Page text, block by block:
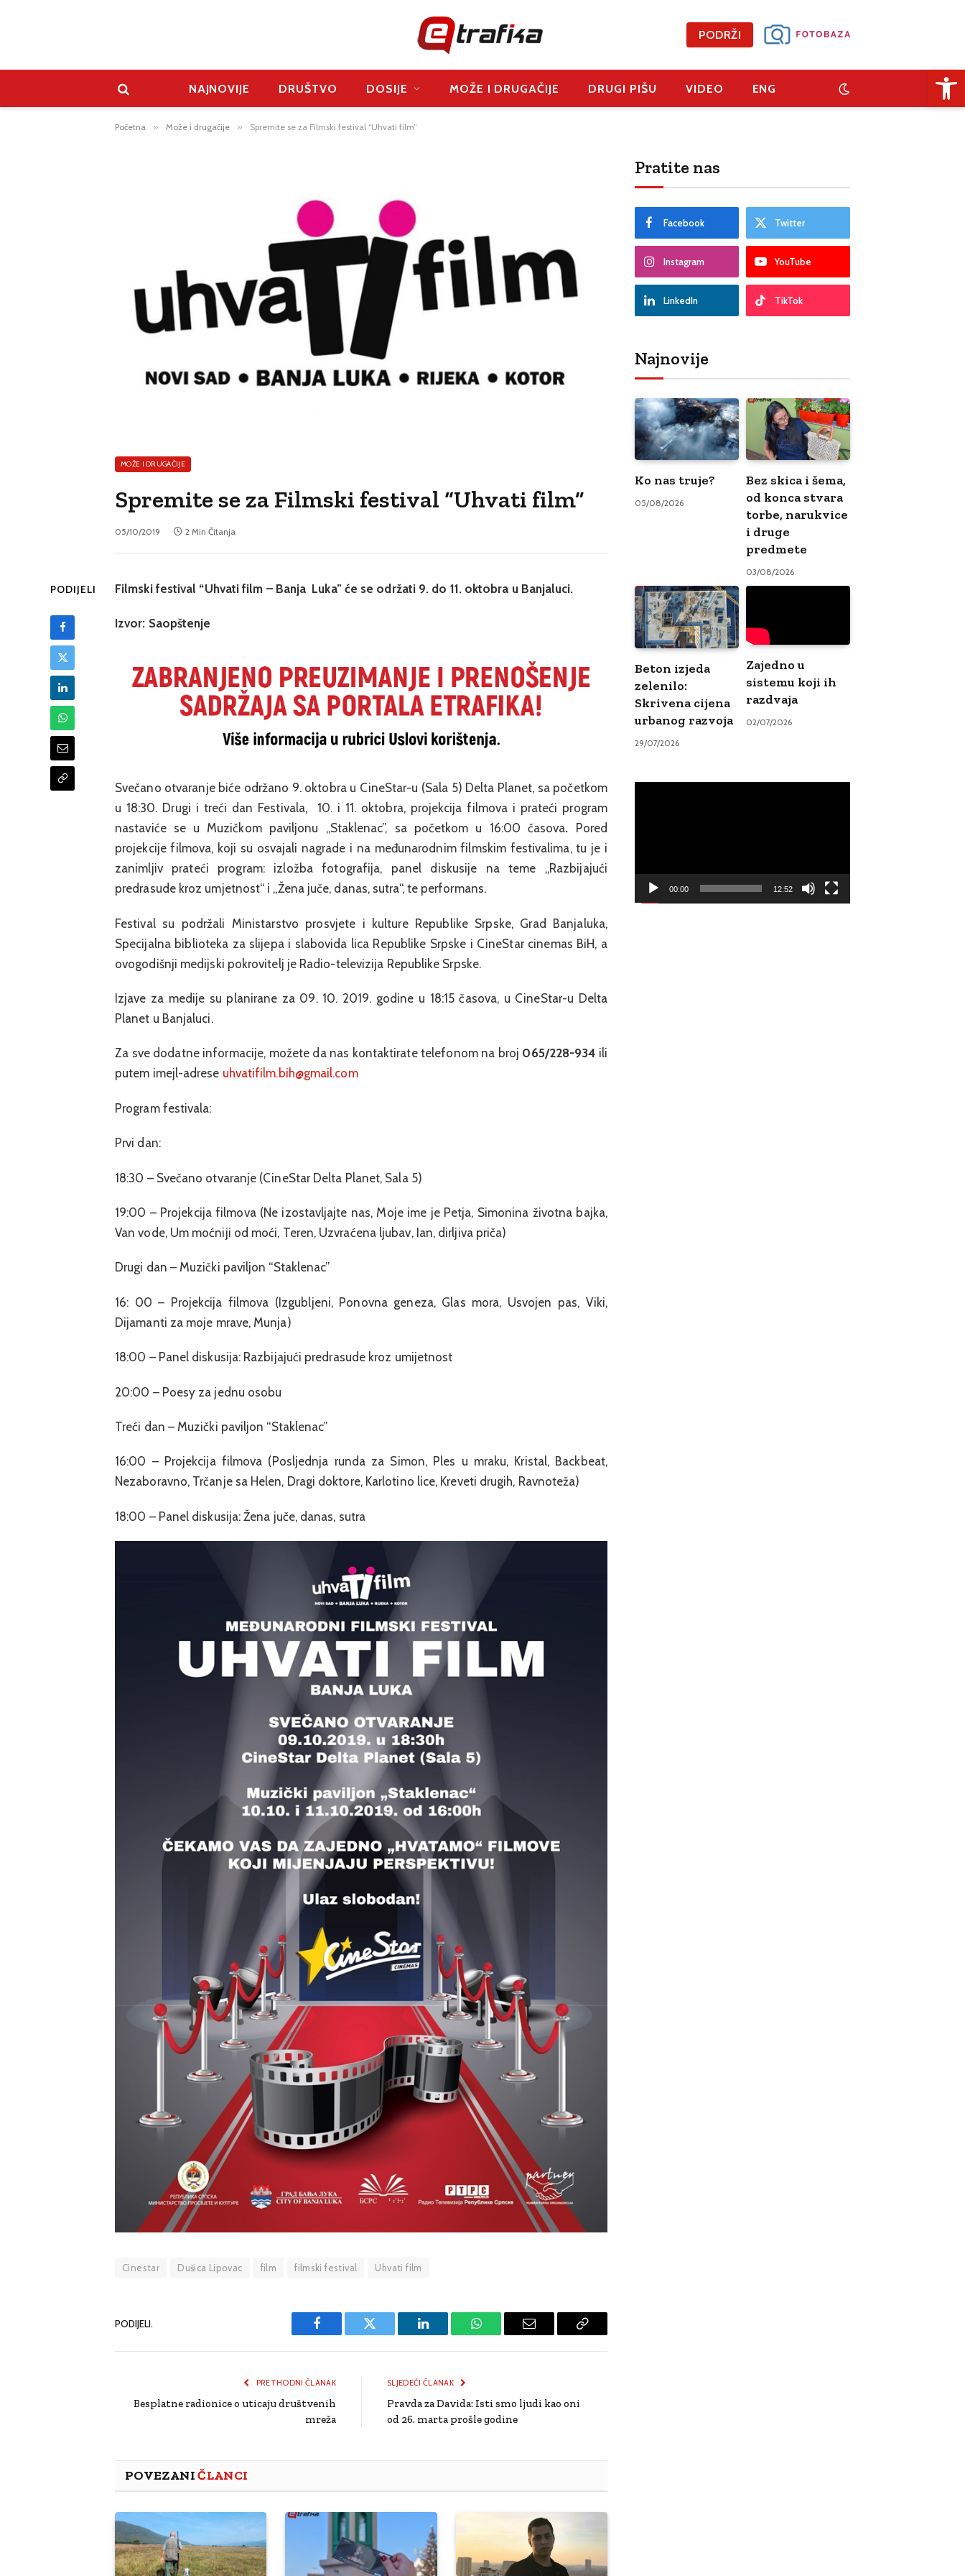
PODRŽI
NAJNOVIJE DRUŠTVO DOSIJE MOŽE I DRUGAČIJE DRUGI PIŠU VIDEO ENG
Početna » Može i drugačije » Spremite se za Filmski festival “Uhvati film”
MOŽE I DRUGAČIJE
Spremite se za Filmski festival “Uhvati film”
05/10/2019 2 Min Čitanja
PODIJELI Filmski festival “Uhvati film – Banja Luka” će se održati 9. do 11. oktobra u Banjaluci.
Izvor: Saopštenje
Svečano otvaranje biće održano 9. oktobra u CineStar-u (Sala 5) Delta Planet, sa početkom
u 18:30. Drugi i treći dan Festivala, 10. i 11. oktobra, projekcija filmova i prateći program
nastaviće se u Muzičkom paviljonu „Staklenac”, sa početkom u 16:00 časova. Pored
projekcije filmova, koji su osvajali nagrade i na međunarodnim filmskim festivalima, tu je i
zanimljiv prateći program: izložba fotografija, panel diskusije na teme „Razbijajući
predrasude kroz umjetnost“ i „Žena juče, danas, sutra“, te performans.
Festival su podržali Ministarstvo prosvjete i kulture Republike Srpske, Grad Banjaluka,
Specijalna biblioteka za slijepa i slabovida lica Republike Srpske i CineStar cinemas BiH, a
ovogodišnji medijski pokrovitelj je Radio-televizija Republike Srpske.
Izjave za medije su planirane za 09. 10. 2019. godine u 18:15 časova, u CineStar-u Delta
Planet u Banjaluci.
Za sve dodatne informacije, možete da nas kontaktirate telefonom na broj 065/228-934 ili
putem imejl-adrese uhvatifilm.bih@gmail.com
Program festivala:
Prvi dan:
18:30 – Svečano otvaranje (CineStar Delta Planet, Sala 5)
19:00 – Projekcija filmova (Ne izostavljajte nas, Moje ime je Petja, Simonina životna bajka,
Van vode, Um moćniji od moći, Teren, Uzvraćena ljubav, Ian, dirljiva priča)
Drugi dan – Muzički paviljon “Staklenac”
16: 00 – Projekcija filmova (Izgubljeni, Ponovna geneza, Glas mora, Usvojen pas, Viki,
Dijamanti za moje mrave, Munja)
18:00 – Panel diskusija: Razbijajući predrasude kroz umijetnost
20:00 – Poesy za jednu osobu
Treći dan – Muzički paviljon “Staklenac”
16:00 – Projekcija filmova (Posljednja runda za Simon, Ples u mraku, Kristal, Backbeat,
Nezaboravno, Trčanje sa Helen, Dragi doktore, Karlotino lice, Kreveti drugih, Ravnoteža)
18:00 – Panel diskusija: Žena juče, danas, sutra
Cinestar Dušica Lipovac film filmski festival Uhvati film
PODIJELI.
Facebook Twitter LinkedIn WhatsAppEmail
Copy
PRETHODNI ČLANAK
Besplatne radionice o uticaju društvenih
mreža
SLJEDEĆI ČLANAK
Pravda za Davida: Isti smo ljudi kao oni
od 26. marta prošle godine
POVEZANIČLANCI
Pratite nas
Facebook Twitter
Instagram YouTube
LinkedIn TikTok
Najnovije
Ko nas truje?
05/08/2026
Bez skica i šema,
od konca stvara
torbe, narukvice
i druge
predmete
03/08/2026
Beton izjeda
zelenilo:
Skrivena cijena
urbanog razvoja
29/07/2026
Zajedno u
sistemu koji ih
razdvaja
02/07/2026
00:00 12:52